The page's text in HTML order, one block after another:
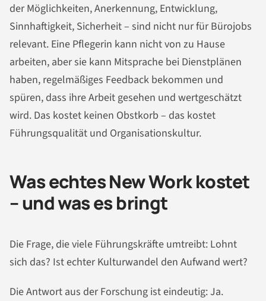
der Möglichkeiten, Anerkennung, Entwicklung,
Sinnhaftigkeit, Sicherheit – sind nicht nur für Bürojobs
relevant. Eine Pflegerin kann nicht von zu Hause
arbeiten, aber sie kann Mitsprache bei Dienstplänen
haben, regelmäßiges Feedback bekommen und
spüren, dass ihre Arbeit gesehen und wertgeschätzt
wird. Das kostet keinen Obstkorb – das kostet
Führungsqualität und Organisationskultur.
Was echtes New Work kostet
– und was es bringt
Die Frage, die viele Führungskräfte umtreibt: Lohnt
sich das? Ist echter Kulturwandel den Aufwand wert?
Die Antwort aus der Forschung ist eindeutig: Ja.